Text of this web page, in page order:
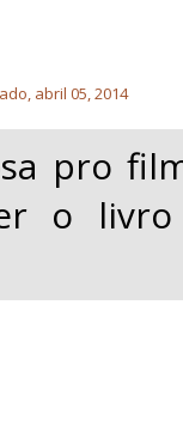
abril 05, 2014
pro
o livro